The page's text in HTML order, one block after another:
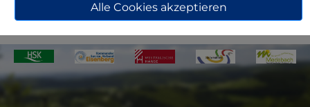
Alle Cookies akzeptieren